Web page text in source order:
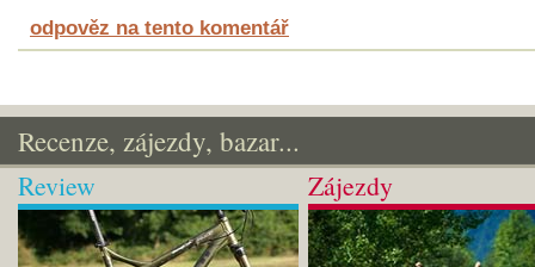
odpověz na tento komentář
Recenze, zájezdy, bazar...
Review Zájezdy